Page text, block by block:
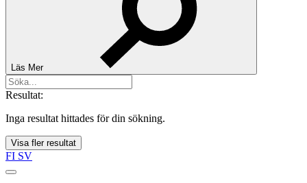
Läs Mer
Resultat:
Inga resultat hittades för din sökning.
Visa fler resultat
FI SV